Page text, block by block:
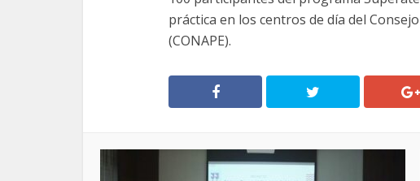
práctica en los centros de día del
(CONAPE).